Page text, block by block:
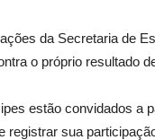
da Secretaria de
o próprio resultado
estão convidados a
registrar sua